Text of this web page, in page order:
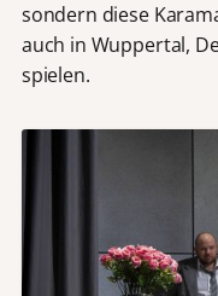
sondern diese
auch in Wuppertal,
spielen.